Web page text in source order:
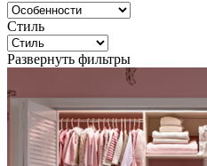
Стиль
Развернуть фильтры